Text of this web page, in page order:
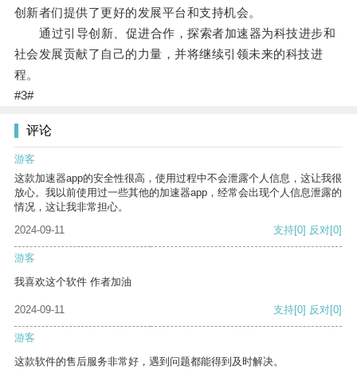
创新者们提供了更好的发展平台和支持机会。
通过引导创新、促进合作，探索者加速器为科技进步和
社会发展贡献了自己的力量，并将继续引领未来的科技进
程。
#3#
评论
游客
这款加速器app的安全性很高，使用过程中不会泄露个人信息，这让我很
放心。我以前使用过一些其他的加速器app，经常会出现个人信息泄露的
情况，这让我非常担心。
2024-09-11
支持[0] 反对[0]
游客
我喜欢这个软件 作者加油
2024-09-11 支持[0] 反对[0]
游客
这款软件的售后服务非常好，遇到问题都能得到及时解决。